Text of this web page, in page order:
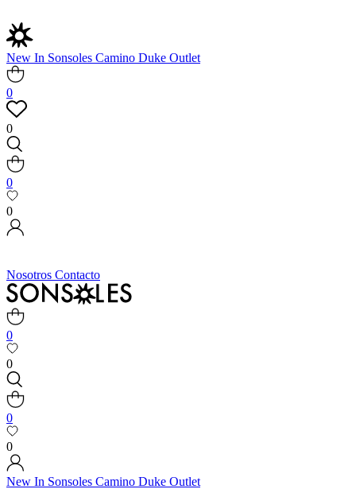
New In Sonsoles Camino Duke Outlet
0
0
0
0
Nosotros Contacto
0
0
0
0
New In Sonsoles Camino Duke Outlet